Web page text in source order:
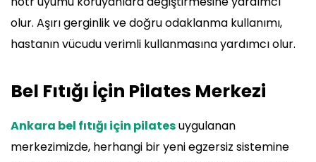
olur. Aşırı gerginlik ve doğru odaklanma kullanımı,
hastanın vücudu verimli kullanmasına yardımcı olur.
Bel Fıtığı İçin Pilates Merkezi
Ankara bel fıtığı için pilatesuygulanan
merkezimizde, herhangi bir yeni egzersiz sistemine